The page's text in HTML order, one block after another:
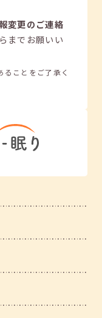
変更のご連絡
までお願いい
ことをご了承く